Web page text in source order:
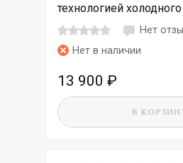
технологией
Нет
Нет в наличии
13 900 ₽
В